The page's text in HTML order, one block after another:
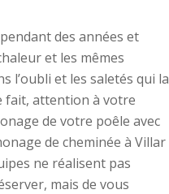
des années et
et les mêmes
l’oubli et les saletés qui la
fait, attention à votre
de votre poêle avec
de cheminée à Villar
ne réalisent pas
mais de vous